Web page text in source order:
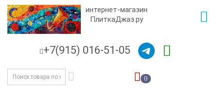
интернет-магазин
ПлиткаДжаз.ру
+7(915) 016-51-05
0